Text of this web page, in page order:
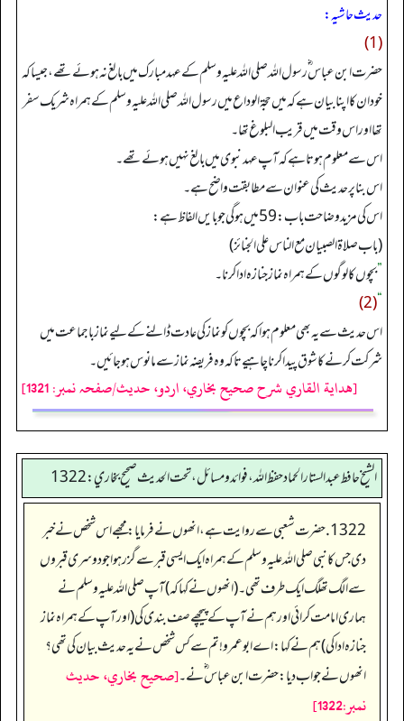
حدیث حاشیہ:
(1)
حضرت ابن عباس ؓ رسول اللہ صلی اللہ علیہ وسلم کے عہد مبارک میں بالغ نہ ہوئے تھے، جیسا کہ
خود ان کا اپنا بیان ہے کہ میں حجۃ الوداع میں رسول اللہ صلی اللہ علیہ وسلم کے ہمراہ شریک سفر
تھا اور اس وقت میں قریب البلوغ تھا۔
اس سے معلوم ہوتا ہے کہ آپ عہد نبوی میں بالغ نہیں ہوئے تھے۔
اس بنا پر حدیث کی عنوان سے مطابقت واضح ہے۔
اس کی مزید وضاحت باب: 59 میں ہو گی جو بایں الفاظ ہے:
(باب صلاة الصبيان مع الناس علی الجنائز)
”بچوں کا لوگوں کے ہمراہ نماز جنازہ ادا کرنا۔
“
(2)
اس حدیث سے یہ بھی معلوم ہوا کہ بچوں کو نماز کی عادت ڈالنے کے لیے نماز باجماعت میں
شرکت کرنے کا شوق پیدا کرنا چاہیے تاکہ وہ فریضہ نماز سے مانوس ہو جائیں۔
[هداية القاري شرح صحيح بخاري، اردو، حدیث/صفحہ نمبر: 1321]
الشيخ حافط عبدالستار الحماد حفظ الله، فوائد و مسائل، تحت الحديث صحيح بخاري:1322
1322. حضرت شعبی سے روایت ہے، انھوں نے فرمایا: مجھے اس شخص نے خبر
دی جس کا نبی صلی اللہ علیہ وسلم کے ہمراہ ایک ایسی قبر سے گزر ہوا جو دوسری قبروں
سے الگ تھلگ ایک طرف تھی۔(انھوں نے کہا کہ) آپ صلی اللہ علیہ وسلم نے
ہماری امامت کرائی اور ہم نے آپ کے پیچھے صف بندی کی (اور آپ کے ہمراہ نماز
جنازہ ادا کی) ہم نے کہا: اے ابو عمرو! تم سے کس شخص نے یہ حدیث بیان کی تھی؟
انھوں نے جواب د یا: حضرت ابن عباس ؓ نے۔[صحيح بخاري، حديث
نمبر:1322]